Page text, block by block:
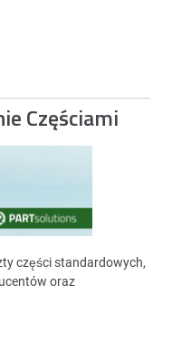
Częściami
części standardowych,
oraz